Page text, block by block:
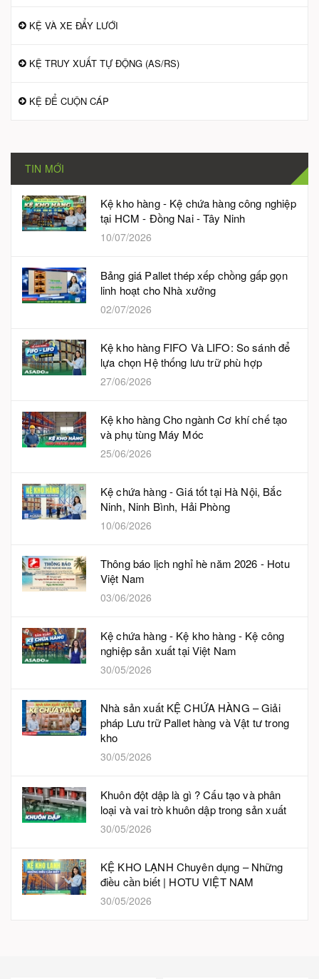
KỆ VÀ XE ĐẨY LƯỚI
KỆ TRUY XUẤT TỰ ĐỘNG (AS/RS)
KỆ ĐỂ CUỘN CÁP
TIN MỚI
Kệ kho hàng - Kệ chứa hàng công nghiệp
tại HCM - Đồng Nai - Tây Ninh
10/07/2026
Bảng giá Pallet thép xếp chồng gấp gọn
linh hoạt cho Nhà xưởng
02/07/2026
Kệ kho hàng FIFO Và LIFO: So sánh để
lựa chọn Hệ thống lưu trữ phù hợp
27/06/2026
Kệ kho hàng Cho ngành Cơ khí chế tạo
và phụ tùng Máy Móc
25/06/2026
Kệ chứa hàng - Giá tốt tại Hà Nội, Bắc
Ninh, Ninh Bình, Hải Phòng
10/06/2026
Thông báo lịch nghỉ hè năm 2026 - Hotu
Việt Nam
03/06/2026
Kệ chứa hàng - Kệ kho hàng - Kệ công
nghiệp sản xuất tại Việt Nam
30/05/2026
Nhà sản xuất KỆ CHỨA HÀNG – Giải
pháp Lưu trữ Pallet hàng và Vật tư trong
kho
30/05/2026
Khuôn đột dập là gì ? Cấu tạo và phân
loại và vai trò khuôn dập trong sản xuất
30/05/2026
KỆ KHO LẠNH Chuyên dụng – Những
điều cần biết | HOTU VIỆT NAM
30/05/2026